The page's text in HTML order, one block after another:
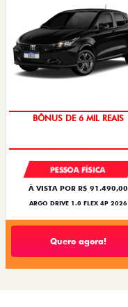
BÔNUS DE 6 MIL REAIS
PESSOA FÍSICA
À VISTA POR R$ 91.490,00
ARGO DRIVE 1.0 FLEX 4P 2026
Quero agora!